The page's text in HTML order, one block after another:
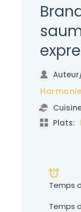
Plats:
Temps
Temps